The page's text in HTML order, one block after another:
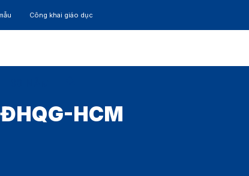
Công khai giáo dục
HCM